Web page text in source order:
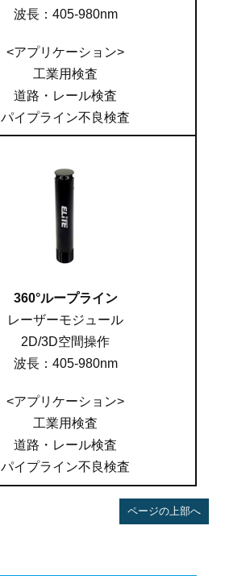
波長：405-980nm
<アプリケーション>
工業用検査
道路・レール検査
パイプライン不良検査
360°ループライン
レーザーモジュール
2D/3D空間操作
波長：405-980nm
<アプリケーション>
工業用検査
道路・レール検査
パイプライン不良検査
ページの上部へ